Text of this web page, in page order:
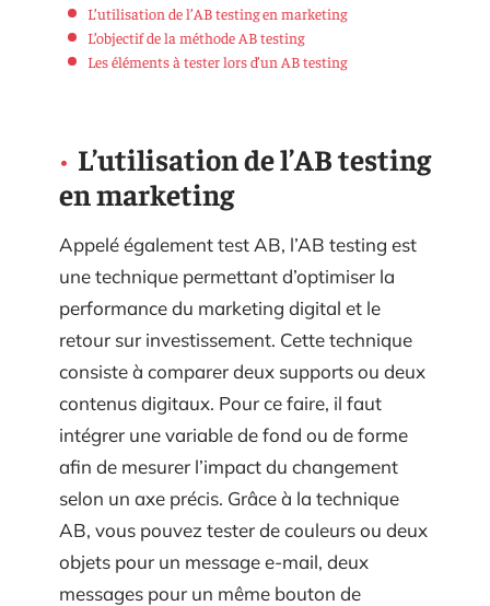
L’utilisation de l’AB testing en marketing
L’objectif de la méthode AB testing
Les éléments à tester lors d’un AB testing
L’utilisation de l’AB testing
en marketing
Appelé également test AB, l’AB testing est
une technique permettant d’optimiser la
performance du marketing digital et le
retour sur investissement. Cette technique
consiste à comparer deux supports ou deux
contenus digitaux. Pour ce faire, il faut
intégrer une variable de fond ou de forme
afin de mesurer l’impact du changement
selon un axe précis. Grâce à la technique
AB, vous pouvez tester de couleurs ou deux
objets pour un message e-mail, deux
messages pour un même bouton de